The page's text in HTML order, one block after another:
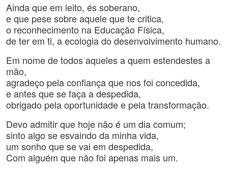
Ainda que em leito, és soberano,
e que pese sobre aquele que te critica,
o reconhecimento na Educação Física,
de ter em ti, a ecologia do desenvolvimento humano.
Em nome de todos aqueles a quem estendestes a
mão,
agradeço pela confiança que nos foi concedida,
e antes que se faça a despedida,
obrigado pela oportunidade e pela transformação.
Devo admitir que hoje não é um dia comum;
sinto algo se esvaindo da minha vida,
um sonho que se vai em despedida,
Com alguém que não foi apenas mais um.